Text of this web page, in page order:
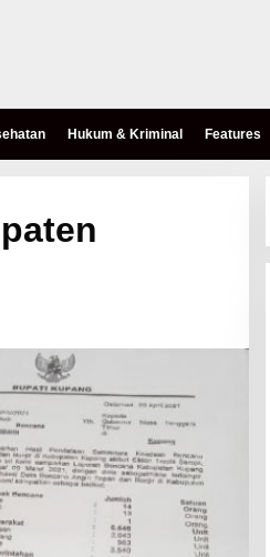
Hukum & Kriminal Features